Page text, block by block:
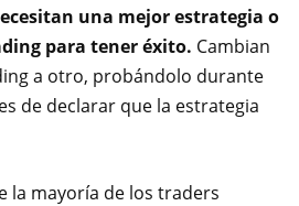
una mejor estrategia o
para tener éxito. Cambian
a otro, probándolo durante
de declarar que la estrategia
la mayoría de los traders